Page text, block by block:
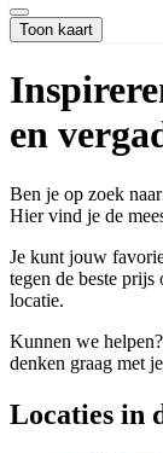
Toon kaart
en
Ben je op zoek
Hier vind je de
Je kunt jouw
tegen de beste
locatie.
Kunnen we
denken graag met
Locaties in